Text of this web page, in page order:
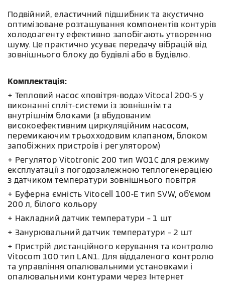
Подвійний, еластичний підшибник та акустично
оптимізоване розташування компонентів контурів
холодоагенту ефективно запобігають утворенню
шуму. Це практично усуває передачу вібрацій від
зовнішнього блоку до будівлі або в будівлю.
Комплектація:
+ Тепловий насос «повітря-вода» Vitocal 200-S у
виконанні спліт-системи із зовнішнім та
внутрішнім блоками (з вбудованим
високоефективним циркуляційним насосом,
перемикаючим трьохходовим клапаном, блоком
запобіжних пристроїв і регулятором)
+ Регулятор Vitotronic 200 тип WO1C для режиму
експлуатації з погодозалежною теплогенерацією
з датчиком температури зовнішнього повітря
+ Буферна ємність Vitocell 100-E тип SVW, об’ємом
200 л, білого кольору
+ Накладний датчик температури – 1 шт
+ Занурювальний датчик температури – 2 шт
+ Пристрій дистанційного керування та контролю
Vitocom 100 тип LAN1. Для віддаленого контролю
та управління опалювальними установками і
опалювальними контурами через Інтернет